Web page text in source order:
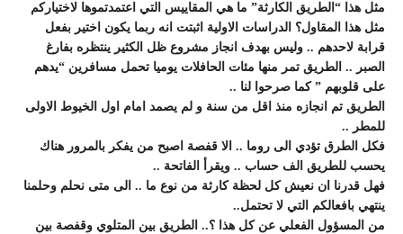
مثل هذا “الطريق الكارثة” ما هي المقاييس التي اعتمدتموها لاختياركم
مثل هذا المقاول؟ الدراسات الاولية اثبتت انه ربما يكون اختير بفعل
قرابة لاحدهم .. وليس بهدف انجاز مشروع ظل الكثير ينتظره بفارغ
الصبر .. الطريق تمر منها مئات الحافلات يوميا تحمل مسافرين “يدهم
على قلوبهم ” كما صرحوا لنا ..
الطريق تم انجازه منذ اقل من سنة و لم يصمد امام اول الخيوط الاولى
للمطر ..
فكل الطرق تؤدي الى روما .. الا قفصة اصبح من يفكر بالمرور هناك
يحسب للطريق الف حساب .. ويقرأ الفاتحة ..
فهل قدرنا ان نعيش كل لحظة كارثة من نوع ما .. الى متى نحلم وحلمنا
ينتهي بافعالكم التي لا تحتمل..
من المسؤول الفعلي عن كل هذا ؟.. الطريق بين المتلوي وقفصة بين